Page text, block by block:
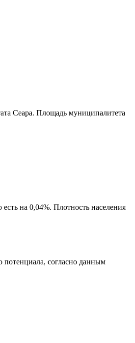
Сеара. Площадь муниципалитета
на 0,04%. Плотность населения
потенциала, согласно данным